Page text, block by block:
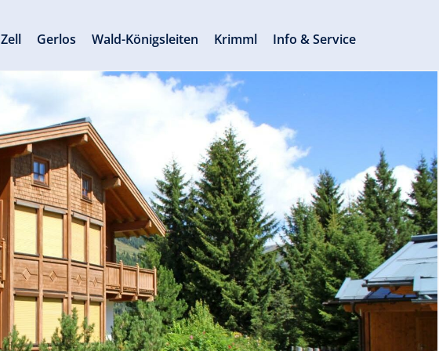
Zell Gerlos Wald-Königsleiten Krimml Info & Service